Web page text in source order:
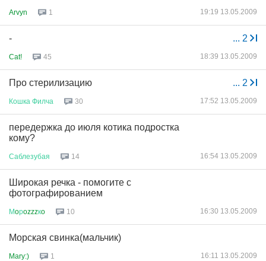
Arvyn 1 19:19 13.05.2009
... 2
-
Cat! 45 18:39 13.05.2009
... 2
Про стерилизацию
Кошка Филча 30 17:52 13.05.2009
передержка до июля котика подростка
кому?
Саблезубая 14 16:54 13.05.2009
Широкая речка - помогите с
фотографированием
Мoрozzzкo 10 16:30 13.05.2009
Морская свинка(мальчик)
Mary:) 1 16:11 13.05.2009